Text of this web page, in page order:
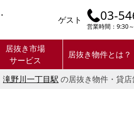
ゲスト 03-
営業時間：9:30
居抜き市場
サービス
居抜き物件とは？
滝野川一丁目駅 の居抜き物件・貸